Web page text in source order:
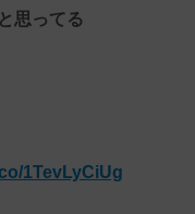
思ってる
1TevLyCiUg